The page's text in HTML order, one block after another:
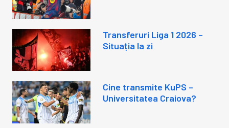
Transferuri Liga 1 2026 –
Situația la zi
Cine transmite KuPS –
Universitatea Craiova?